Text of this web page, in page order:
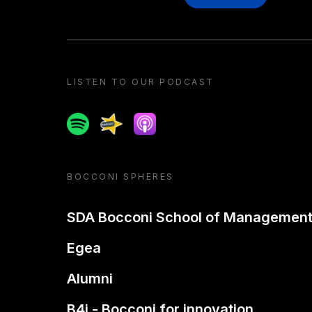
LISTEN TO OUR PODCAST
SpotifySpreakerApple podcast
BOCCONI SPHERES
SDA Bocconi School of Management
Egea
Alumni